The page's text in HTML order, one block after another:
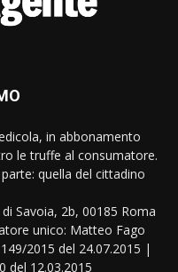
in abbonamento
le truffe al consumatore.
quella del cittadino
Savoia, 2b, 00185 Roma
unico: Matteo Fago
2015 del 24.07.2015 |
del 12.03.2015